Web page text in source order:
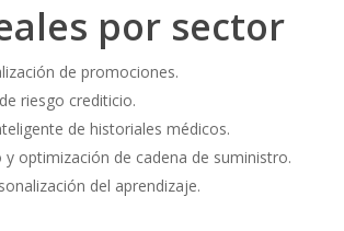
por sector
de promociones.
riesgo crediticio.
de historiales médicos.
optimización de cadena de suministro.
del aprendizaje.